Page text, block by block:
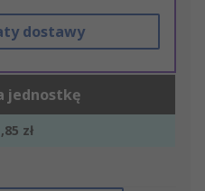
dostawy
jednostkę
zł